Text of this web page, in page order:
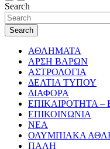
Search
Search
ΑΘΛΗΜΑΤΑ
ΑΡΣΗ ΒΑΡΩΝ
ΑΣΤΡΟΛΟΓΙΑ
ΔΕΛΤΙΑ ΤΥΠΟΥ
ΔΙΑΦΟΡΑ
ΕΠΙΚΑΙΡΟΤΗΤΑ
ΕΠΙΚΟΙΝΩΝΙΑ
ΝΕΑ
ΟΛΥΜΠΙΑΚΑ
ΠΑΛΗ